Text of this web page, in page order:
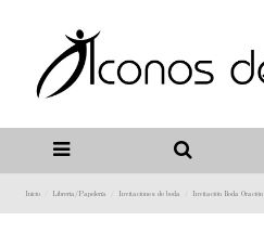
Inicio Libreria/Papelería Invitaciones de boda Invitación Boda Oración